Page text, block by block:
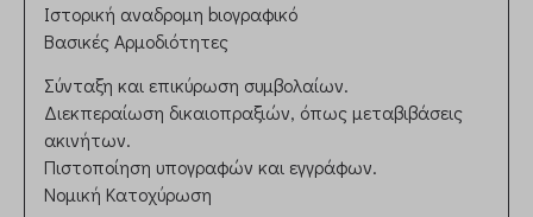
Ιστορική αναδρομη bιογραφικό
Βασικές Αρμοδιότητες
Σύνταξη και επικύρωση συμβολαίων.
Διεκπεραίωση δικαιοπραξιών, όπως μεταβιβάσεις
ακινήτων.
Πιστοποίηση υπογραφών και εγγράφων.
Νομική Κατοχύρωση